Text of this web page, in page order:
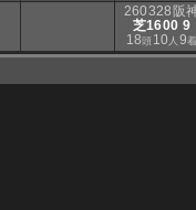
260328阪
芝1600 9
18頭 10 人 9